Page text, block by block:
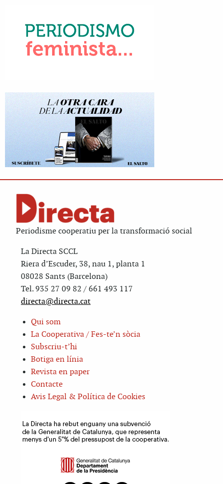
Periodisme cooperatiu per la transformació social
La Directa SCCL
Riera d’Escuder, 38, nau 1, planta 1
08028 Sants (Barcelona)
Tel. 935 27 09 82 / 661 493 117
directa@directa.cat
Qui som
La Cooperativa / Fes-te’n sòcia
Subscriu-t’hi
Botiga en línia
Revista en paper
Contacte
Avis Legal & Política de Cookies